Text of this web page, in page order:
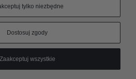
© 2023 - Wydawnictwo PROMIC
tylko niezbędne
Dostosuj zgody
Zaakceptuj wszystkie